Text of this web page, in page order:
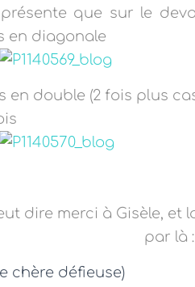
présente que sur le
en diagonale
en double (2 fois plus
dire merci à Gisèle, et
par là :
chère défieuse)